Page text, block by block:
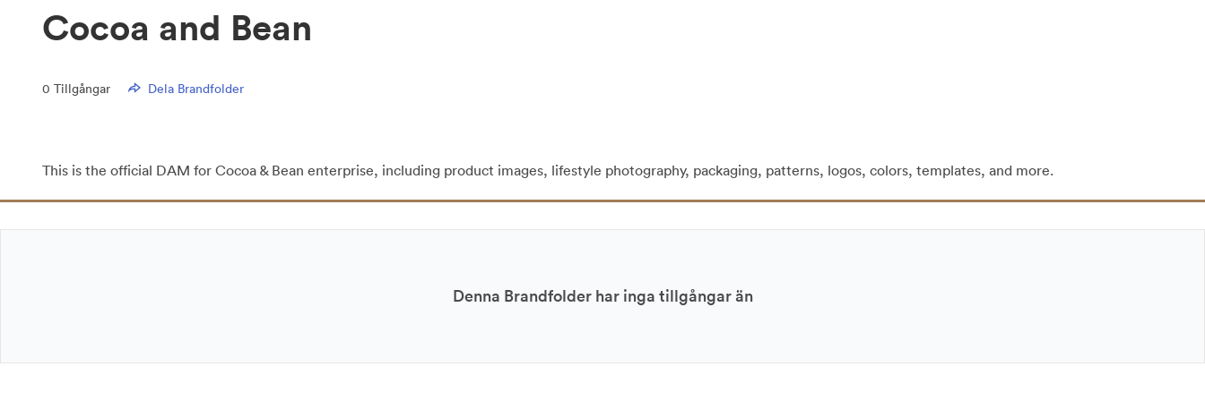
Cocoa and Bean
0 Tillgångar Dela Brandfolder
This is the official DAM for Cocoa & Bean enterprise, including product images, lifestyle photography, packaging, patterns, logos, colors, templates, and more.
Denna Brandfolder har inga tillgångar än